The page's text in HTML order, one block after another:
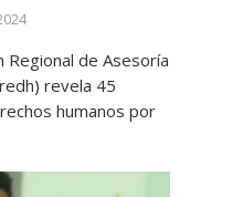
Regional de Asesoría
revela 45
humanos por